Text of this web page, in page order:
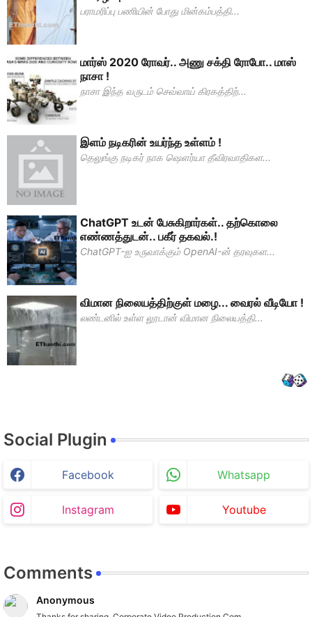
பராமரிப்பு பணியின் போது மின்கம்பத்தி...
மார்ஸ் 2020 ரோவர்.. அணு சக்தி ரோபோ.. மாஸ்
நாசா !
நாசா இந்த வருடம் செவ்வாய் கிரகத்திற்...
இளம் நடிகரின் உயர்ந்த உள்ளம் !
தெலுங்கு நடிகர் நாக ஷௌர்யா தீவிரவாதிகள...
ChatGPT உடன் பேசுகிறார்கள்.. தற்கொலை
எண்ணத்துடன்.. பகீர் தகவல்.!
ChatGPT-ஐ உருவாக்கும் OpenAI-ன் தரவுகள...
விமான நிலையத்திற்குள் மழை... வைரல் வீடியோ !
லண்டனில் உள்ள லூடான் விமான நிலையத்தி...
Social Plugin
Facebook Whatsapp
Instagram Youtube
Comments
Anonymous